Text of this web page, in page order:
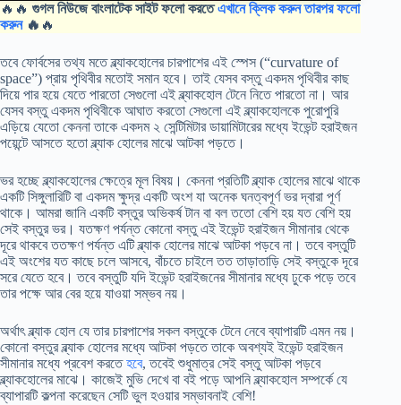
🔥🔥 গুগল নিউজে বাংলাটেক সাইট ফলো করতেএখানে ক্লিক করুন তারপর ফলো
করুন🔥 🔥
তবে ফোর্বসের তথ্য মতে ব্ল্যাকহোলের চারপাশের এই স্পেস (“curvature of
space”) প্রায় পৃথিবীর মতোই সমান হবে। তাই যেসব বস্তু একদম পৃথিবীর কাছ
দিয়ে পার হয়ে যেতে পারতো সেগুলো এই ব্ল্যাকহোল টেনে নিতে পারতো না। আর
যেসব বস্তু একদম পৃথিবীকে আঘাত করতো সেগুলো এই ব্ল্যাকহোলকে পুরোপুরি
এড়িয়ে যেতো কেননা তাকে একদম ২ সেন্টিমিটার ডায়ামিটারের মধ্যে ইভেন্ট হরাইজন
পয়েন্টে আসতে হতো ব্ল্যাক হোলের মাঝে আটকা পড়তে।
ভর হচ্ছে ব্ল্যাকহোলের ক্ষেত্রে মূল বিষয়। কেননা প্রতিটি ব্ল্যাক হোলের মাঝে থাকে
একটি সিঙ্গুলারিটি বা একদম ক্ষুদ্র একটি অংশ যা অনেক ঘনত্বপূর্ণ ভর দ্বারা পূর্ণ
থাকে। আমরা জানি একটি বস্তুর অভিকর্ষ টান বা বল ততো বেশি হয় যত বেশি হয়
সেই বস্তুর ভর। যতক্ষণ পর্যন্ত কোনো বস্তু এই ইভেন্ট হরাইজন সীমানার থেকে
দূরে থাকবে ততক্ষণ পর্যন্ত এটি ব্ল্যাক হোলের মাঝে আটকা পড়বে না। তবে বস্তুটি
এই অংশের যত কাছে চলে আসবে, বাঁচতে চাইলে তত তাড়াতাড়ি সেই বস্তুকে দূরে
সরে যেতে হবে। তবে বস্তুটি যদি ইভেন্ট হরাইজনের সীমানার মধ্যে ঢুকে পড়ে তবে
তার পক্ষে আর বের হয়ে যাওয়া সম্ভব নয়।
অর্থাৎ ব্ল্যাক হোল যে তার চারপাশের সকল বস্তুকে টেনে নেবে ব্যাপারটি এমন নয়।
কোনো বস্তুর ব্ল্যাক হোলের মধ্যে আটকা পড়তে তাকে অবশ্যই ইভেন্ট হরাইজন
সীমানার মধ্যে প্রবেশ করতেহবে, তবেই শুধুমাত্র সেই বস্তু আটকা পড়বে
ব্ল্যাকহোলের মাঝে। কাজেই মুভি দেখে বা বই পড়ে আপনি ব্ল্যাকহোল সম্পর্কে যে
ব্যাপারটি কল্পনা করেছেন সেটি ভুল হওয়ার সম্ভাবনাই বেশি!